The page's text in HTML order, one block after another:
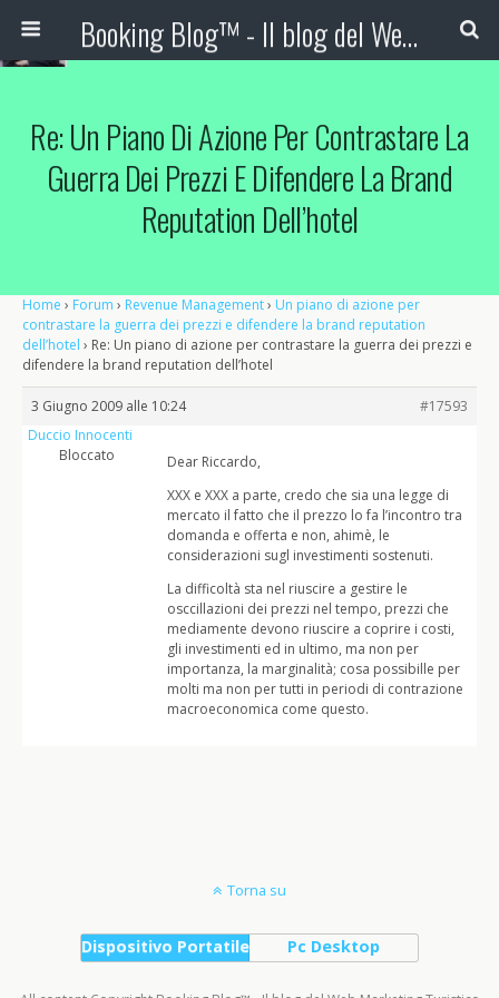
Booking Blog™ - Il blog del Web Marketing Turistico
Re: Un Piano Di Azione Per Contrastare La
Guerra Dei Prezzi E Difendere La Brand
Reputation Dell’hotel
Home › Forum › Revenue Management› Un piano di azione per
contrastare la guerra dei prezzi e difendere la brand reputation
dell’hotel › Re: Un piano di azione per contrastare la guerra dei prezzi e
difendere la brand reputation dell’hotel
3 Giugno 2009 alle 10:24
#17593
Duccio Innocenti
Bloccato
Dear Riccardo,
XXX e XXX a parte, credo che sia una legge di
mercato il fatto che il prezzo lo fa l’incontro tra
domanda e offerta e non, ahimè, le
considerazioni sugl investimenti sostenuti.
La difficoltà sta nel riuscire a gestire le
osccillazioni dei prezzi nel tempo, prezzi che
mediamente devono riuscire a coprire i costi,
gli investimenti ed in ultimo, ma non per
importanza, la marginalità; cosa possibille per
molti ma non per tutti in periodi di contrazione
macroeconomica come questo.
Torna su
Dispositivo Portatile Pc Desktop